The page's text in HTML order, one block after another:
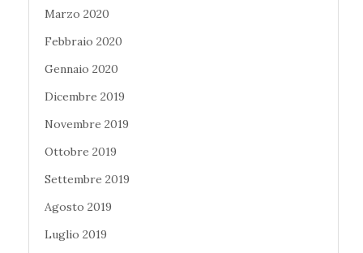
Marzo 2020
Febbraio 2020
Gennaio 2020
Dicembre 2019
Novembre 2019
Ottobre 2019
Settembre 2019
Agosto 2019
Luglio 2019